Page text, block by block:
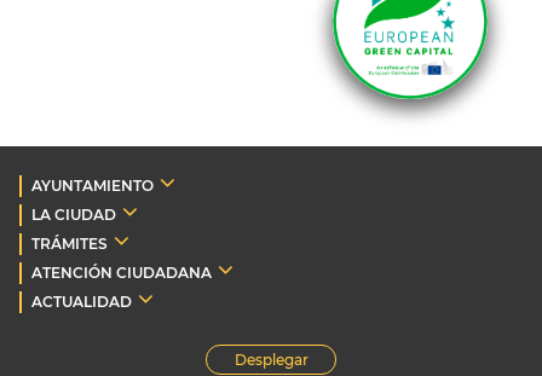
AYUNTAMIENTO
LA CIUDAD
TRÁMITES
ATENCIÓN CIUDADANA
ACTUALIDAD
Desplegar